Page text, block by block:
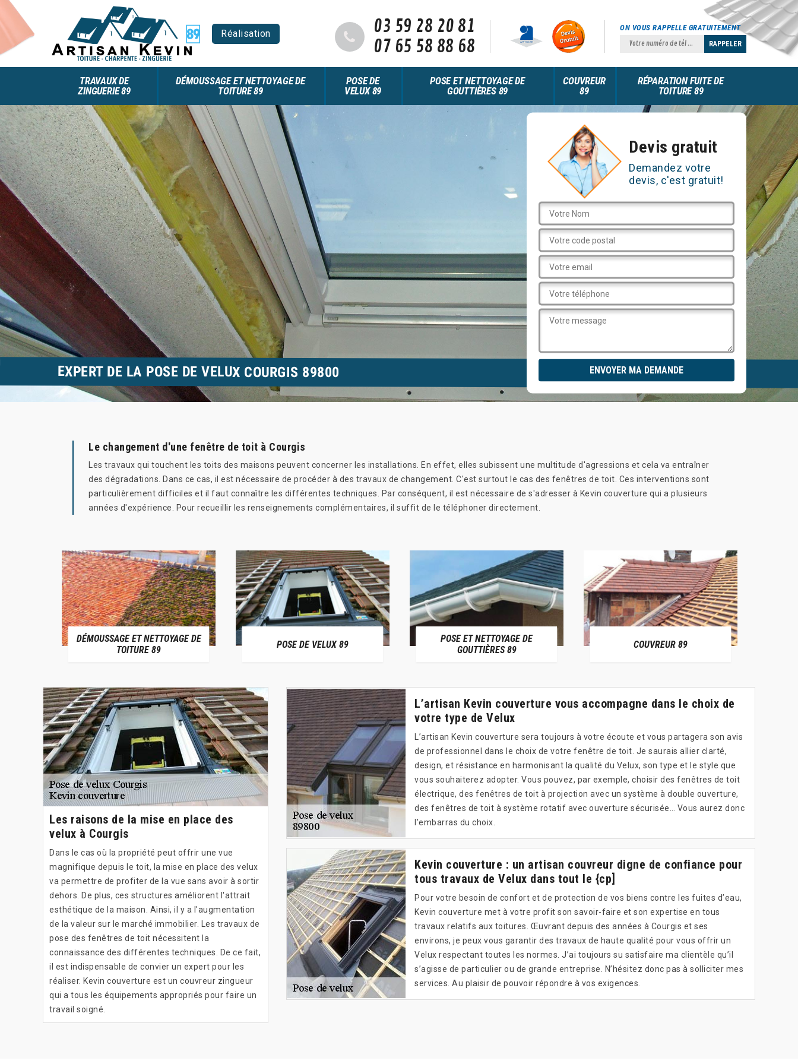
Réalisation
03 59 28 20 81
07 65 58 88 68
ON VOUS RAPPELLE GRATUITEMENT
TRAVAUX DE
ZINGUERIE 89
DÉMOUSSAGE ET NETTOYAGE DE
TOITURE 89
POSE DE
VELUX 89
POSE ET NETTOYAGE DE
GOUTTIÈRES 89
COUVREUR
89
RÉPARATION FUITE DE
TOITURE 89
Devis gratuit
Demandez votre
devis, c'est gratuit!
EXPERT DE LA POSE DE VELUX COURGIS 89800
Le changement d'une fenêtre de toit à Courgis
Les travaux qui touchent les toits des maisons peuvent concerner les installations. En effet, elles subissent une multitude d'agressions et cela va entraîner
des dégradations. Dans ce cas, il est nécessaire de procéder à des travaux de changement. C'est surtout le cas des fenêtres de toit. Ces interventions sont
particulièrement difficiles et il faut connaître les différentes techniques. Par conséquent, il est nécessaire de s'adresser à Kevin couverture qui a plusieurs
années d'expérience. Pour recueillir les renseignements complémentaires, il suffit de le téléphoner directement.
NETTOYAGE DE
POSE DE VELUX 89
POSE ET NETTOYAGE DE
GOUTTIÈRES 89
COUVREUR 89
RÉPARATION FUITE DE TOITURE
Les raisons de la mise en place des
velux à Courgis
Dans le cas où la propriété peut offrir une vue
magnifique depuis le toit, la mise en place des velux
va permettre de profiter de la vue sans avoir à sortir
dehors. De plus, ces structures améliorent l'attrait
esthétique de la maison. Ainsi, il y a l'augmentation
de la valeur sur le marché immobilier. Les travaux de
pose des fenêtres de toit nécessitent la
connaissance des différentes techniques. De ce fait,
il est indispensable de convier un expert pour les
réaliser. Kevin couverture est un couvreur zingueur
qui a tous les équipements appropriés pour faire un
travail soigné.
L’artisan Kevin couverture vous accompagne dans le choix de
votre type de Velux
L’artisan Kevin couverture sera toujours à votre écoute et vous partagera son avis
de professionnel dans le choix de votre fenêtre de toit. Je saurais allier clarté,
design, et résistance en harmonisant la qualité du Velux, son type et le style que
vous souhaiterez adopter. Vous pouvez, par exemple, choisir des fenêtres de toit
électrique, des fenêtres de toit à projection avec un système à double ouverture,
des fenêtres de toit à système rotatif avec ouverture sécurisée… Vous aurez donc
l’embarras du choix.
Kevin couverture : un artisan couvreur digne de confiance pour
tous travaux de Velux dans tout le {cp]
Pour votre besoin de confort et de protection de vos biens contre les fuites d’eau,
Kevin couverture met à votre profit son savoir-faire et son expertise en tous
travaux relatifs aux toitures. Œuvrant depuis des années à Courgis et ses
environs, je peux vous garantir des travaux de haute qualité pour vous offrir un
Velux respectant toutes les normes. J’ai toujours su satisfaire ma clientèle qu’il
s’agisse de particulier ou de grande entreprise. N’hésitez donc pas à solliciter mes
services. Au plaisir de pouvoir répondre à vos exigences.